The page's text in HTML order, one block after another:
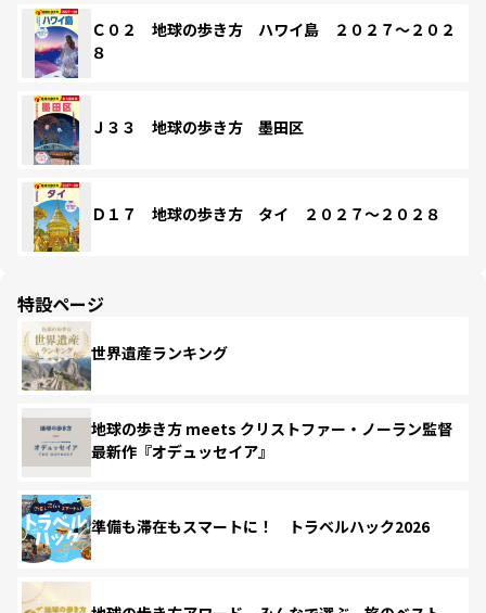
Ｃ０２ 地球の歩き方 ハワイ島 ２０２７～２０２
８
Ｊ３３ 地球の歩き方 墨田区
Ｄ１７ 地球の歩き方 タイ ２０２７～２０２８
特設ページ
世界遺産ランキング
地球の歩き方 meets クリストファー・ノーラン監督
最新作『オデュッセイア』
準備も滞在もスマートに！ トラベルハック2026